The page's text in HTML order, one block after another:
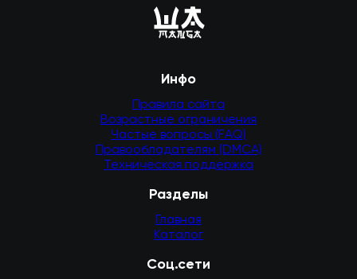
Инфо
Правила сайта
Возрастные ограничения
Частые вопросы (FAQ)
Правообладателям (DMCA)
Техническая поддержка
Разделы
Главная
Каталог
Соц.сети